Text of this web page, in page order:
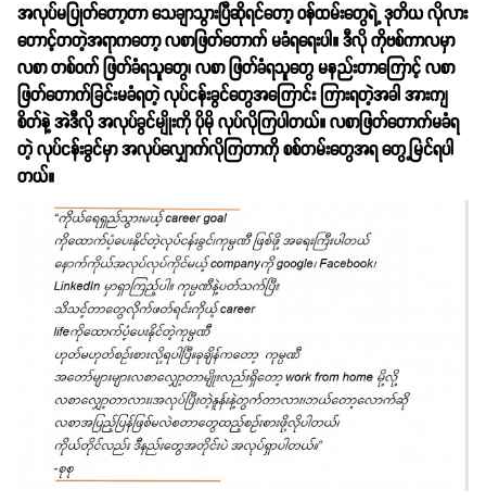
အလုပ်မပြုတ်တော့တာ သေချာသွားပြီဆိုရင်တော့ ဝန်ထမ်းတွေရဲ့ ဒုတိယ လိုလား
တောင့်တတဲ့အရာကတော့ လစာဖြတ်တောက် မခံရရေးပါ။ ဒီလို ကိုဗစ်ကာလမှာ
လစာ တစ်ဝက် ဖြတ်ခံရသူတွေ၊ လစာ ဖြတ်ခံရသူတွေ မနည်းတာကြောင့် လစာ
ဖြတ်တောက်ခြင်းမခံရတဲ့ လုပ်ငန်းခွင်တွေအကြောင်း ကြားရတဲ့အခါ အားကျ
စိတ်နဲ့ အဲဒီလို အလုပ်ခွင်မျိုးကို ပိုမို လုပ်လိုကြပါတယ်။ လစာဖြတ်တောက်မခံရ
တဲ့ လုပ်ငန်းခွင်မှာ အလုပ်လျှောက်လိုကြတာကို စစ်တမ်းတွေအရ တွေ့မြင်ရပါ
တယ်။